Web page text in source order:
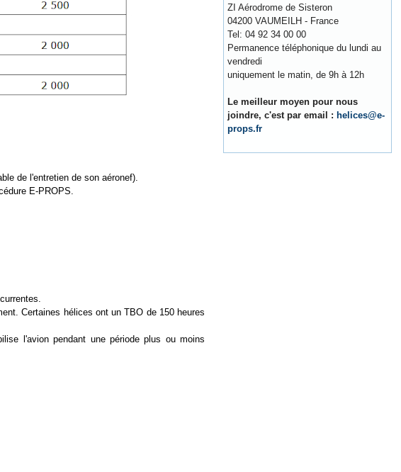
de l'entretien de son aéronef).
E-PROPS.
Certaines hélices ont un TBO de 150 heures
l'avion pendant une période plus ou moins
ZI Aérodrome de Sisteron
04200 VAUMEILH - France
Tel: 04 92 34 00 00
Permanence téléphonique du lundi au
vendredi
uniquement le matin, de 9h à 12h
Le meilleur moyen pour nous
joindre, c'est par email : helices@e-
props.fr